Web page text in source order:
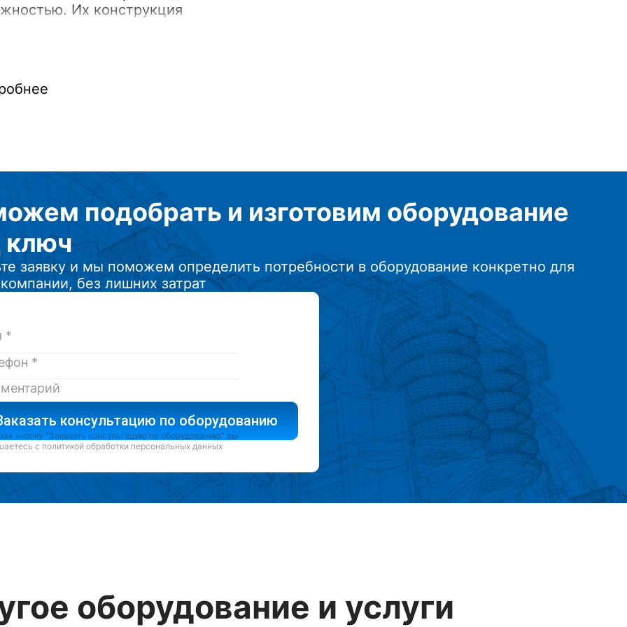
Их конструкция
необходимость в обслуживании.
подобрать и изготовим оборудование
ключ
заявку и мы поможем определить потребности в оборудование конкретно для
без лишних затрат
консультацию по оборудованию
кнопку “Заказать консультацию по оборудованию” вы
с политикой обработки персональных данных
оборудование и услуги